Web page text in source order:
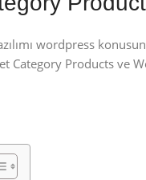
wordpress
Category Products ve